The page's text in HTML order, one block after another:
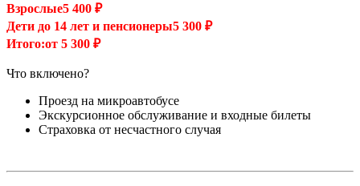
Взрослые5 400 ₽
Дети до 14 лет и пенсионеры5 300 ₽
Итого:от 5 300 ₽
Что включено?
Проезд на микроавтобусе
Экскурсионное обслуживание и входные билеты
Страховка от несчастного случая